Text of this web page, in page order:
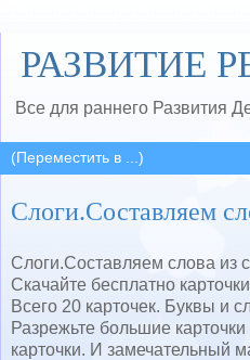
РАЗВИТИЕ
Все для раннего Развития
Слоги.Составляем
Слоги.Составляем слова из
Скачайте бесплатно
Всего 20 карточек. Буквы и
Разрежьте большие
карточки. И замечательный